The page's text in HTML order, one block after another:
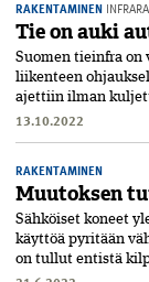
RAKENTAMINEN
Tie on auki
Suomen tieinfra on
liikenteen
ajettiin ilman
13.10.2022
RAKENTAMINEN
Muutoksen
Sähköiset koneet
käyttöä pyritään
on tullut entistä